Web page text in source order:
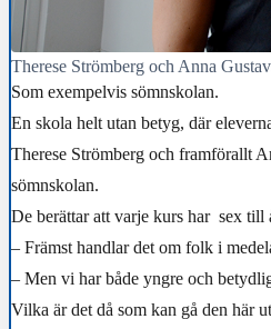
Therese Strömberg och Anna
Som exempelvis sömnskolan.
En skola helt utan betyg, där
Therese Strömberg och framförallt
sömnskolan.
De berättar att varje kurs har sex till
– Främst handlar det om folk i
– Men vi har både yngre och
Vilka är det då som kan gå den här